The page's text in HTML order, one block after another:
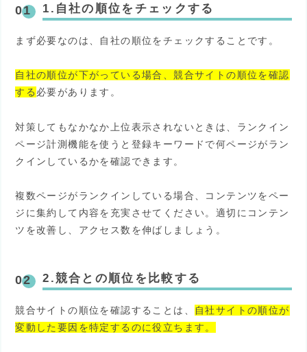
1.自社の順位をチェックする
まず必要なのは、自社の順位をチェックすることです。
自社の順位が下がっている場合、競合サイトの順位を確認
する 必要があります。
対策してもなかなか上位表示されないときは、ランクイン
ページ計測機能を使うと登録キーワードで何ページがラン
クインしているかを確認できます。
複数ページがランクインしている場合、コンテンツをペー
ジに集約して内容を充実させてください。適切にコンテン
ツを改善し、アクセス数を伸ばしましょう。
2.競合との順位を比較する
競合サイトの順位を確認することは、
自社サイトの順位が
変動した要因を特定するのに役立ちます。